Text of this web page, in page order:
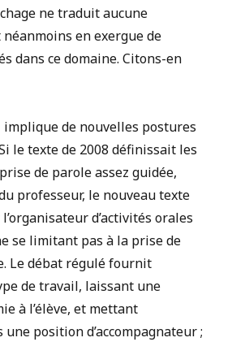
ne traduit aucune
en exergue de
dans ce domaine. Citons-en
implique de nouvelles postures
le texte de 2008 définissait les
de parole assez guidée,
professeur, le nouveau texte
d’activités orales
se limitant pas à la prise de
Le débat régulé fournit
de travail, laissant une
à l’élève, et mettant
une position d’accompagnateur ;